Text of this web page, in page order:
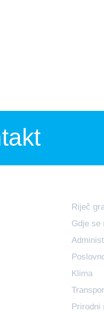
Riječ
Gdje se
Klima
Prirodni